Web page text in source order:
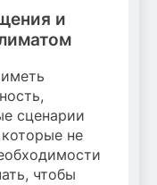
и
сценарии
не
чтобы